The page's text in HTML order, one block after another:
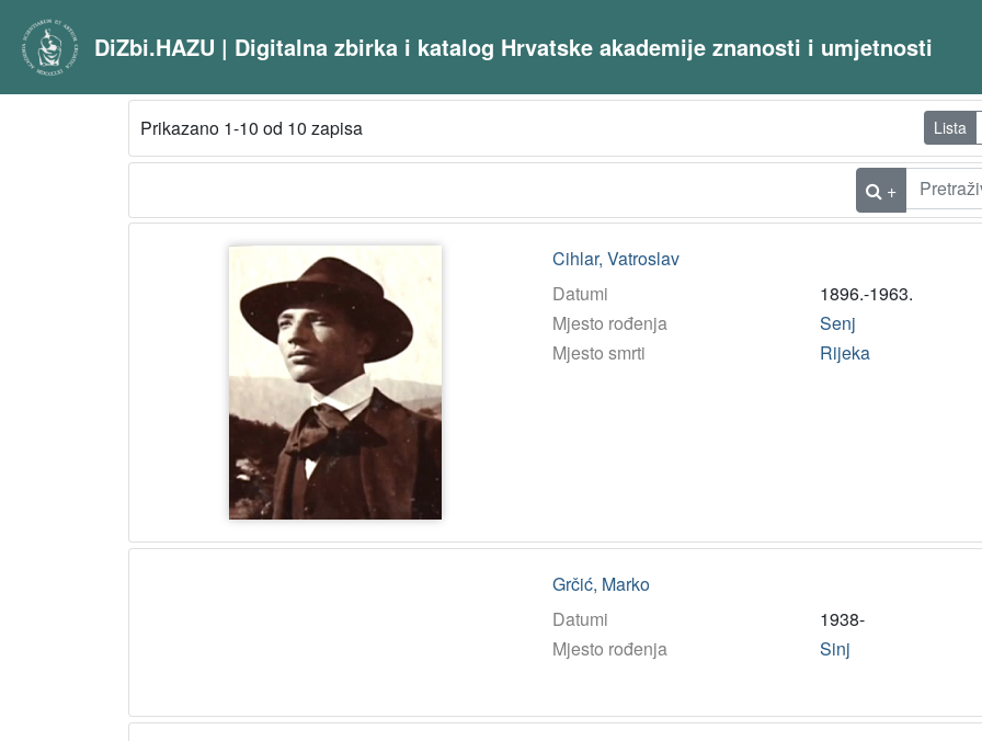
DiZbi.HAZU | Digitalna zbirka i katalog Hrvatske akademije znanosti i umjetnosti
Prikazano 1-10 od 10 zapisa Lista
+
Cihlar, Vatroslav
Datumi
1896.-1963.
Mjesto rođenja
Senj
Mjesto smrti
Rijeka
Grčić, Marko
Datumi
1938-
Mjesto rođenja
Sinj